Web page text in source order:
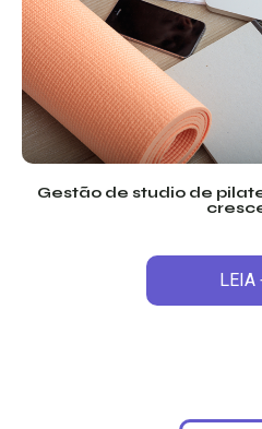
Gestão de studio de
LEIA